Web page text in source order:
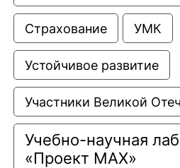
Страхование УМК
Устойчивое развитие
Участники Великой
Учебно-научная
«Проект МАХ»